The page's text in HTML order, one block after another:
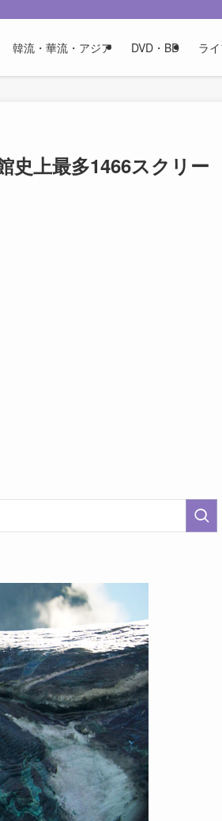
韓流・華流・アジア DVD・BD ラ
史上最多1466スクリー